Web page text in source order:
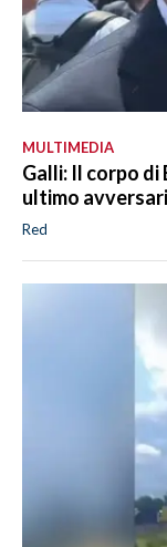
MULTIMEDIA
Galli: Il corpo di
ultimo
Red